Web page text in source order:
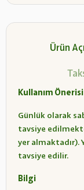
Ürün
Kullanım Önerisi
Günlük olarak
tavsiye
yer almaktadır).
tavsiye edilir.
Bilgi